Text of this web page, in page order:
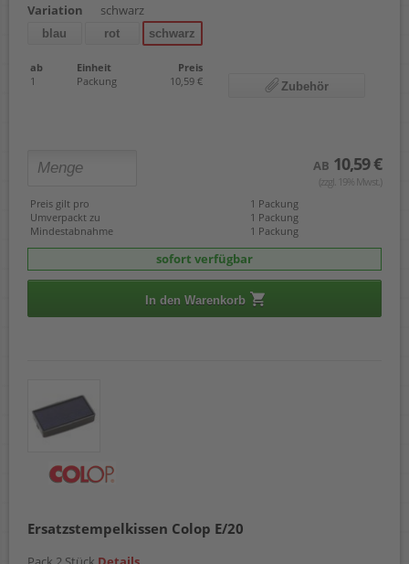
Variation
schwarz
blau rot schwarz
ab Einheit
Preis
1
Packung 10,59 € Zubehör
AB 10,59 €
(zzgl. 19% Mwst.)
Preis gilt pro
1 Packung
Umverpackt zu
1 Packung
Mindestabnahme
1 Packung
sofort verfügbar
In den Warenkorb
Ersatzstempelkissen Colop E/20